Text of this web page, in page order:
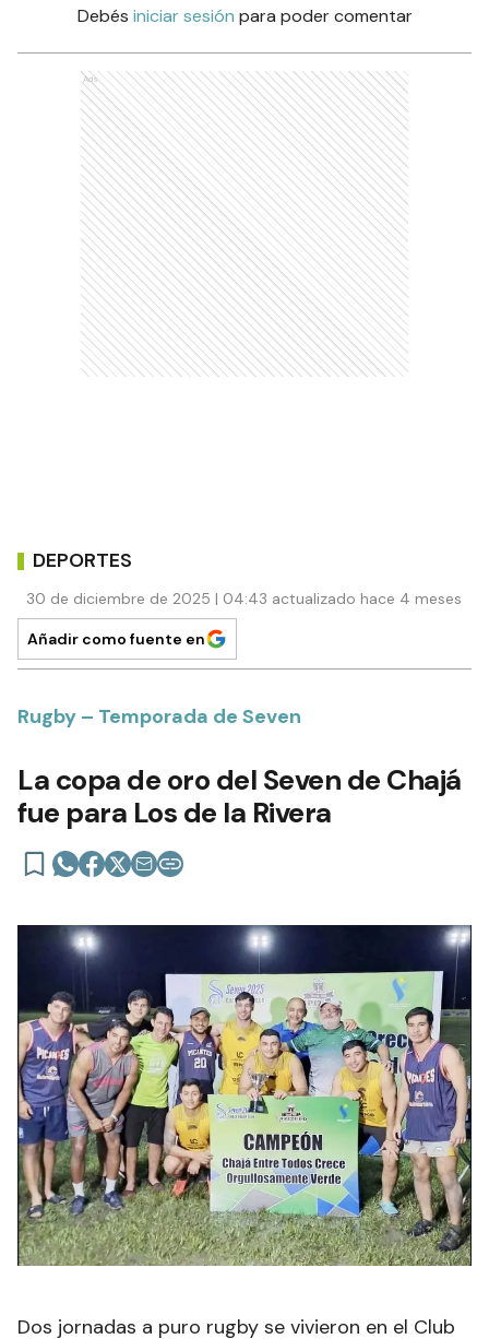
Debés iniciar sesión para poder comentar
Ads
DEPORTES
30 de diciembre de 2025 | 04:43 actualizado hace 4 meses
Añadir como fuente en
Rugby – Temporada de Seven
La copa de oro del Seven de Chajá
fue para Los de la Rivera
Dos jornadas a puro rugby se vivieron en el Club